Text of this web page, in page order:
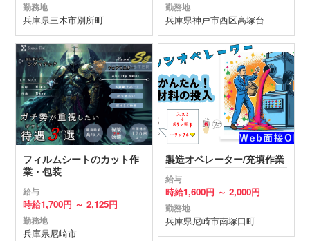
勤務地
兵庫県三木市別所町
勤務地
兵庫県神戸市西区高塚台
フィルムシートのカット作
業・包装
給与
時給1,700円 ～ 2,125円
勤務地
兵庫県尼崎市
製造オペレーター/充填作業
給与
時給1,600円 ～ 2,000円
勤務地
兵庫県尼崎市南塚口町